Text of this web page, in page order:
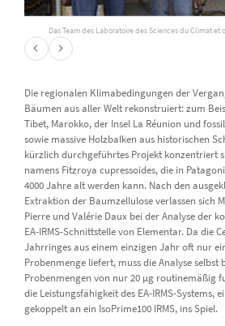
Das Team des Laboratoire des Sciences du Climat et
Die regionalen Klimabedingungen der
Bäumen aus aller Welt rekonstruiert: zum
Tibet, Marokko, der Insel La Réunion und
sowie massive Holzbalken aus historischen
kürzlich durchgeführtes Projekt konzentriert
namens Fitzroya cupressoides, die in
4000 Jahre alt werden kann. Nach den
Extraktion der Baumzellulose verlassen sich
Pierre und Valérie Daux bei der Analyse der
EA-IRMS-Schnittstelle von Elementar. Da die
Jahrringes aus einem einzigen Jahr oft nur
Probenmenge liefert, muss die Analyse selbst
Probenmengen von nur 20 µg routinemäßig
die Leistungsfähigkeit des EA-IRMS-Systems,
gekoppelt an ein IsoPrime100 IRMS, ins Spiel.